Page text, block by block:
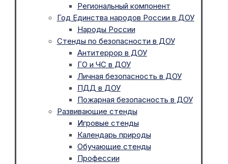
Региональный компонент
Год Единства народов России в ДОУ
Народы России
Стенды по безопасности в ДОУ
Антитеррор в ДОУ
ГО и ЧС в ДОУ
Личная безопасность в ДОУ
ПДД в ДОУ
Пожарная безопасность в ДОУ
Развивающие стенды
Игровые стенды
Календарь природы
Обучающие стенды
Профессии